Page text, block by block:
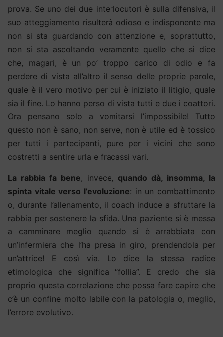
prova. Se uno dei due interlocutori è sulla difensiva, il
suo atteggiamento risulterà odioso e indisponente ma
non si sta guardando con attenzione e, soprattutto,
non si sta ascoltando veramente quello che si dice
che, magari, è un po’ troppo carico di odio e fa
perdere di vista all’altro il senso delle proprie parole,
quale è il vero motivo per cui è iniziato il litigio, quale
sia il fine. Lo hanno perso di vista tutti e due i coattori.
Ora pensano solo a vomitarsi l’impossibile! Tutto
questo non è sano, non serve, non è utile ed è tossico
per tutti i partecipanti, pure per i vicini che sono
costretti a sentire urla e fracassi vari.
La rabbia fa bene, invece, quando dà, insomma, la
spinta vitale verso l’evoluzione: in un combattimento
o, durante l’allenamento, il coach induce a sfruttare la
rabbia per sostenere la sfida. Una paziente si è messa
a camminare meglio quando si è arrabbiata con
un’infermiera che l’ha presa in giro, prendendola per
un’attrice! E così via. Lo dice la stessa radice
etimologica che significa “follia”. E credo che sia
proprio questa correlazione che possa fare capire che
c’è un confine molto labile con la patologia o, meglio,
l’errore evolutivo.